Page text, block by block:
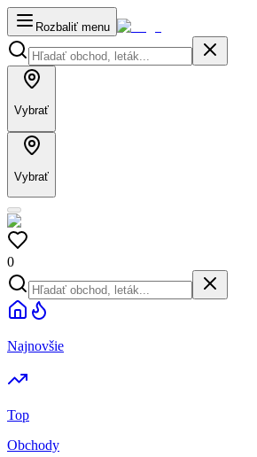
Rozbaliť menu
Vybrať
Vybrať
0
Najnovšie
Top
Obchody